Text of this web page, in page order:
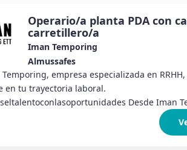
Operario/a planta PDA con
carretillero/a
Iman Temporing
Almussafes
Temporing, empresa especializada en
en tu trayectoria laboral.
Desde Iman